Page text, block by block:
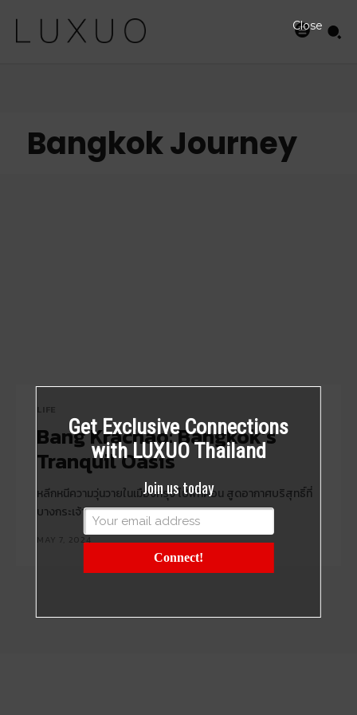
Bangkok Journey
Bang Krachao: Bangkok’s
Tranquil Oasis
หลีกหนีความวุ่นวายในเมืองกรุง ไปพักผ่อน สูดอากาศบริสุทธิ์ที่
บางกระเจ้า
MAY 7, 2024
Get Exclusive Connections
with LUXUO Thailand
Join us today
Connect!
Close